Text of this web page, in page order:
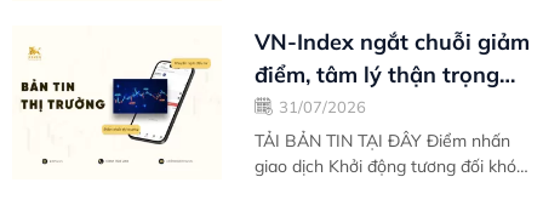
sắc xanh giúp VN-Index chinh phục
hoàn...
VN-Index ngắt chuỗi giảm
điểm, tâm lý thận trọng
khiến kết tuần chưa trọn
vẹn -...
31/07/2026
TẢI BẢN TIN TẠI ĐÂY Điểm nhấn
giao dịch Khởi động tương đối khó